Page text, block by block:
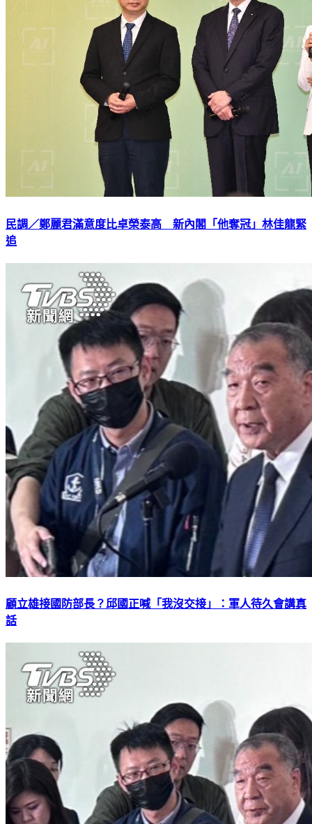
民調／鄭麗君滿意度比卓榮泰高 新內閣「他奪冠」林佳龍緊
追
顧立雄接國防部長？邱國正喊「我沒交接」：軍人待久會講真
話